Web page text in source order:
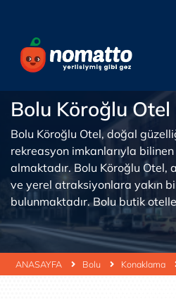
ANASAYFA Bolu Konaklama
Bolu Köroğlu Otel
Bolu Köroğlu Otel, doğal
rekreasyon imkanlarıyla
almaktadır. Bolu Köroğlu Otel,
ve yerel atraksiyonlara yakın
bulunmaktadır. Bolu butik